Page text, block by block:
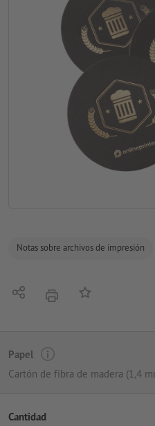
Notas sobre archivos de impresión
CompartirimprimirAñadir a lista de
Papel
Cartón de fibra de madera (1,4
Cantidad